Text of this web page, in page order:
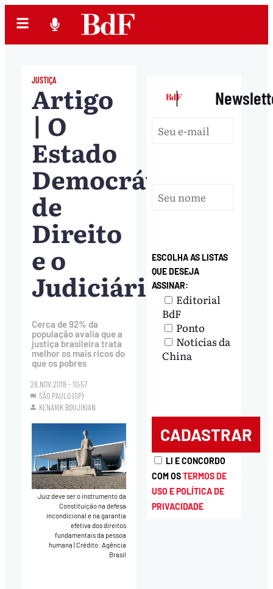
JUSTIÇA
Artigo
| O
Estado
Democrático
de
Direito
e o
Judiciário
Cerca de 92% da
população avalia que a
justiça brasileira trata
melhor os mais ricos do
que os pobres
28.NOV.2018 - 10:57
SÃO PAULO (SP)
KENARIK BOUJIKIAN
Juiz deve ser o instrumento da
Constituição na defesa
incondicional e na garantia
efetiva dos direitos
fundamentais da pessoa
humana|Crédito: Agência
Brasil
|
ESCOLHA AS LISTAS
QUE DESEJA
ASSINAR:
Editorial
BdF
Ponto
Notícias da
China
LI E CONCORDO
COM OSTERMOS DE
USO E POLÍTICA DE
PRIVACIDADE